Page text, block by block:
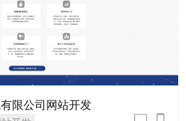
限公司网站开发